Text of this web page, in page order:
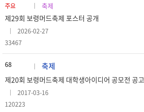
주요 축제
제29회 보령머드축제 포스터 공개
2026-02-27
33467
68 축제
제20회 보령머드축제 대학생아이디어 공모전 공고
2017-03-16
120223